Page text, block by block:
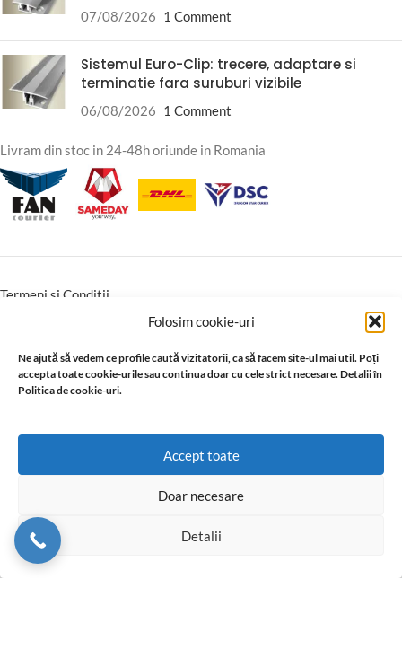
Folosim cookie-uri
Ne ajută să vedem ce profile caută vizitatorii, ca să facem site-ul mai util. Poți
accepta toate cookie-urile sau continua doar cu cele strict necesare. Detalii în
Politica de cookie-uri.
Accept toate
Doar necesare
Detalii
07/08/2026 1 Comment
Sistemul Euro-Clip: trecere, adaptare si
terminatie fara suruburi vizibile
06/08/2026 1 Comment
Livram din stoc in 24-48h oriunde in Romania
Termeni si Conditii